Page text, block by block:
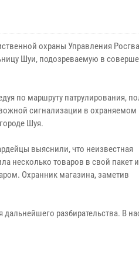
охраны Управления
Шуи, подозреваемую в
по маршруту патрулирования,
сигнализации в охраняемом
Шуя.
выяснили, что неизвестная
несколько товаров в свой пакет
Охранник магазина, заметив
разбирательства. В